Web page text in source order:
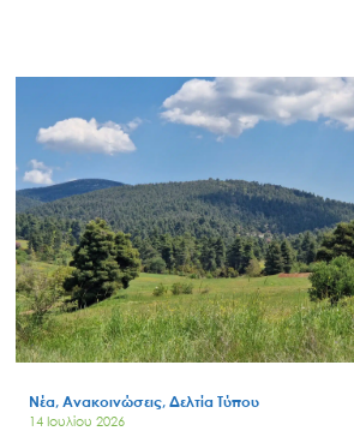
Νέα, Ανακοινώσεις, Δελτία Τύπου
14 Ιουλίου 2026